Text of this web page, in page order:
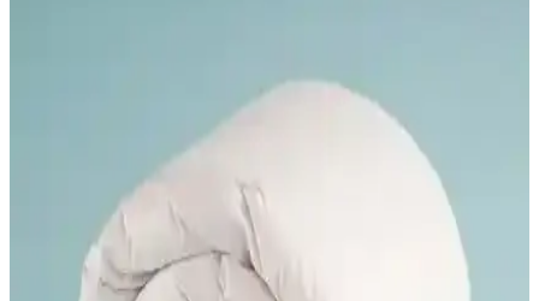
Malzemelerle Konfor ve Sağlık Odaklı Uyku
Penelope Lisa kaz tüyü yorgan seti, doğal malzeme, higroskopi
özellikleri ve yıkanabilir yapısıyla konforlu ve sağlıklı uyku sunar,
kış aylarında ideal tercih olur.
Othello Kaz Tüyü Yastık: Sağlıklı ve Konforlu Uyku
İçin Yüksek Kaliteli Seçenek